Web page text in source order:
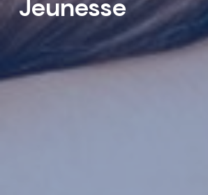
Jeunesse